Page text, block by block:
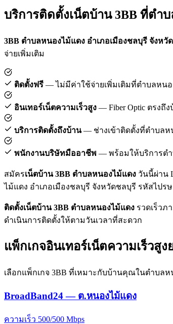
บริการติดตั้งเน็ตบ้าน 3BB ที่ตำ
3BB ตำบลหนองไม้แดง อำเภอเมืองชลบุรี จังหวั
จ่ายเพิ่มเติม
ติดตั้งฟรี — ไม่มีค่าใช้จ่ายเพิ่มเติมที่ตำบลหนอ
อินเทอร์เน็ตความเร็วสูง — Fiber Optic ตรงถึง
บริการติดตั้งถึงบ้าน— ช่างเข้าติดตั้งที่ตำบลห
พนักงานบริษัทมืออาชีพ — พร้อมให้บริการตำ
สมัครเน็ตบ้าน 3BB ตำบลหนองไม้แดง วันนี้ผ่าน
ไม้แดง อำเภอเมืองชลบุรี จังหวัดชลบุรี รหัสไปร
ติดตั้งเน็ตบ้าน 3BB ตำบลหนองไม้แดง รวดเร็วภ
ดำเนินการติดตั้งให้ตามวันเวลาที่สะดวก
แพ็กเกจอินเทอร์เน็ตความเร็วสู
เลือกแพ็กเกจ 3BB ที่เหมาะกับบ้านคุณในตำบล
BroadBand24 — ต.หนองไม้แดง
ความเร็ว 500/500 Mbps